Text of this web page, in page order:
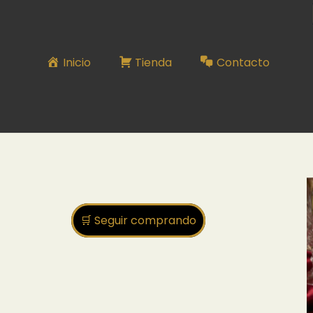
Inicio Tienda Contacto
🛒 Seguir comprando